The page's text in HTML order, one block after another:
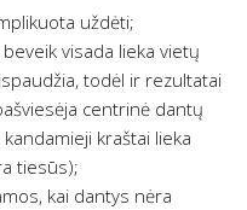
uždėti;
visada lieka vietų
todėl ir rezultatai
centrinė dantų
kraštai lieka
tiesūs);
kai dantys nėra